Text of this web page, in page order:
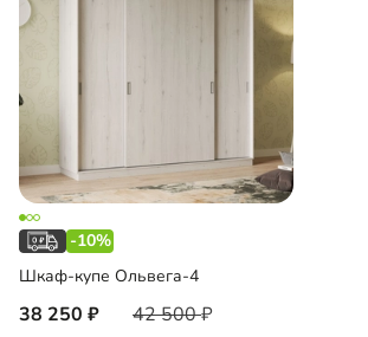
-10%
Шкаф-купе Ольвега-4
38 250 42 500